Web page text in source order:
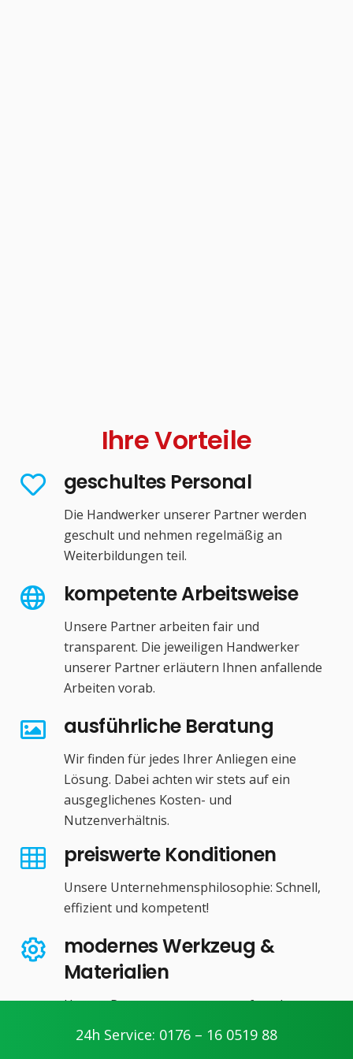
Ihre Vorteile
geschultes Personal
Die Handwerker unserer Partner werden
geschult und nehmen regelmäßig an
Weiterbildungen teil.
kompetente Arbeitsweise
Unsere Partner arbeiten fair und
transparent. Die jeweiligen Handwerker
unserer Partner erläutern Ihnen anfallende
Arbeiten vorab.
ausführliche Beratung
Wir finden für jedes Ihrer Anliegen eine
Lösung. Dabei achten wir stets auf ein
ausgeglichenes Kosten- und
Nutzenverhältnis.
preiswerte Konditionen
Unsere Unternehmensphilosophie: Schnell,
effizient und kompetent!
modernes Werkzeug &
Materialien
Unsere Partner setzen stets auf modernes
Werkzeug und hochwertige Produkte zu
fairen Preisen.
24h Service: 0176 – 16 0519 88